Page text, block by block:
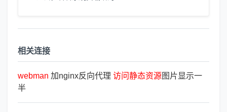
相关连接
webman 加nginx反向代理 访问静态资源 图片显示一
半